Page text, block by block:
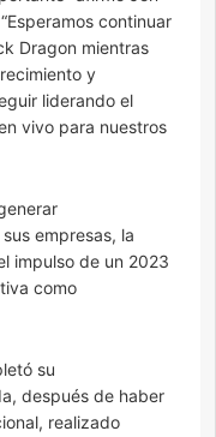
continuar
Dragon mientras
y
liderando el
vivo para nuestros
empresas, la
impulso de un 2023
como
su
después de haber
realizado